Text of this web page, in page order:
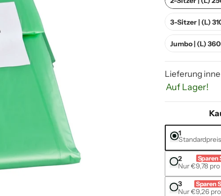
3-Sitzer | (L)
Jumbo | (L)
Lieferung
Auf Lager!
1
Standardpreis
2 Sparen
Nur €9,78
3 Sparen
Nur €9,26